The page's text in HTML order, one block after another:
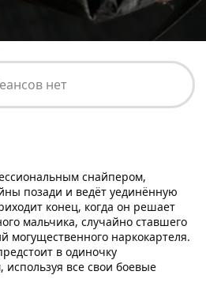
нет
снайпером,
позади и ведёт уединённую
конец, когда он решает
мальчика, случайно ставшего
могущественного наркокартеля.
в одиночку
используя все свои боевые